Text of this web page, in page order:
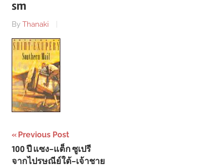
sm
By Thanaki
Post
navigation
Previous Post
100 ปี แซง-แต็ก ซูเปรี
จากไปรษณีย์ใต้-เจ้าชาย